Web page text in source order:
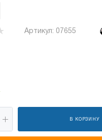
Артикул: 07655
В КОРЗИНУ